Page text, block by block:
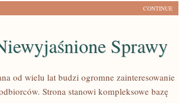
CONTINUE
Sprawy
od wielu lat budzi ogromne zainteresowanie
Strona stanowi kompleksowe bazę